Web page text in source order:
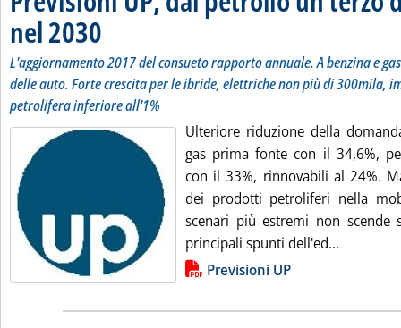
nel 2030 . Sottotitolo: L'aggiornamento 2017 del consueto rapporto
. Pubblicata giovedì 18 maggio 2017 alle 10.57.
L'aggiornamento 2017 del consueto rapporto annuale. A benzina e
delle auto. Forte crescita per le ibride, elettriche non più di 300mila,
petrolifera inferiore all'1%
Ulteriore riduzione della
gas prima fonte con il 34,6%,
con il 33%, rinnovabili al 24%.
dei prodotti petroliferi nella
scenari più estremi non
principali spunti dell'ed...
Lista allegati PDF alla notizia
Previsioni UP